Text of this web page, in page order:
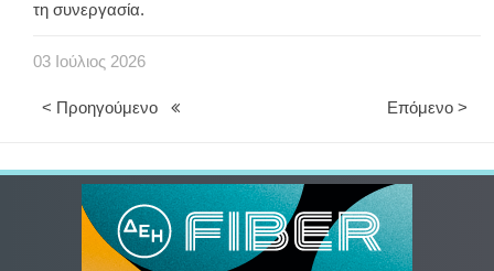
τη συνεργασία.
03 Ιούλιος 2026
< Προηγούμενο Επόμενο >